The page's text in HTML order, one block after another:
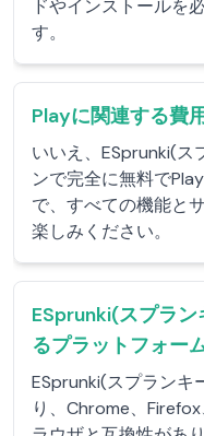
ドやインストールを
す。
Playに関連する費
いいえ、ESprunki(ス
ンで完全に無料で
で、すべての機能と
楽しみください。
ESprunki(スプラン
るプラットフォー
ESprunki(スプランキ
り、Chrome、